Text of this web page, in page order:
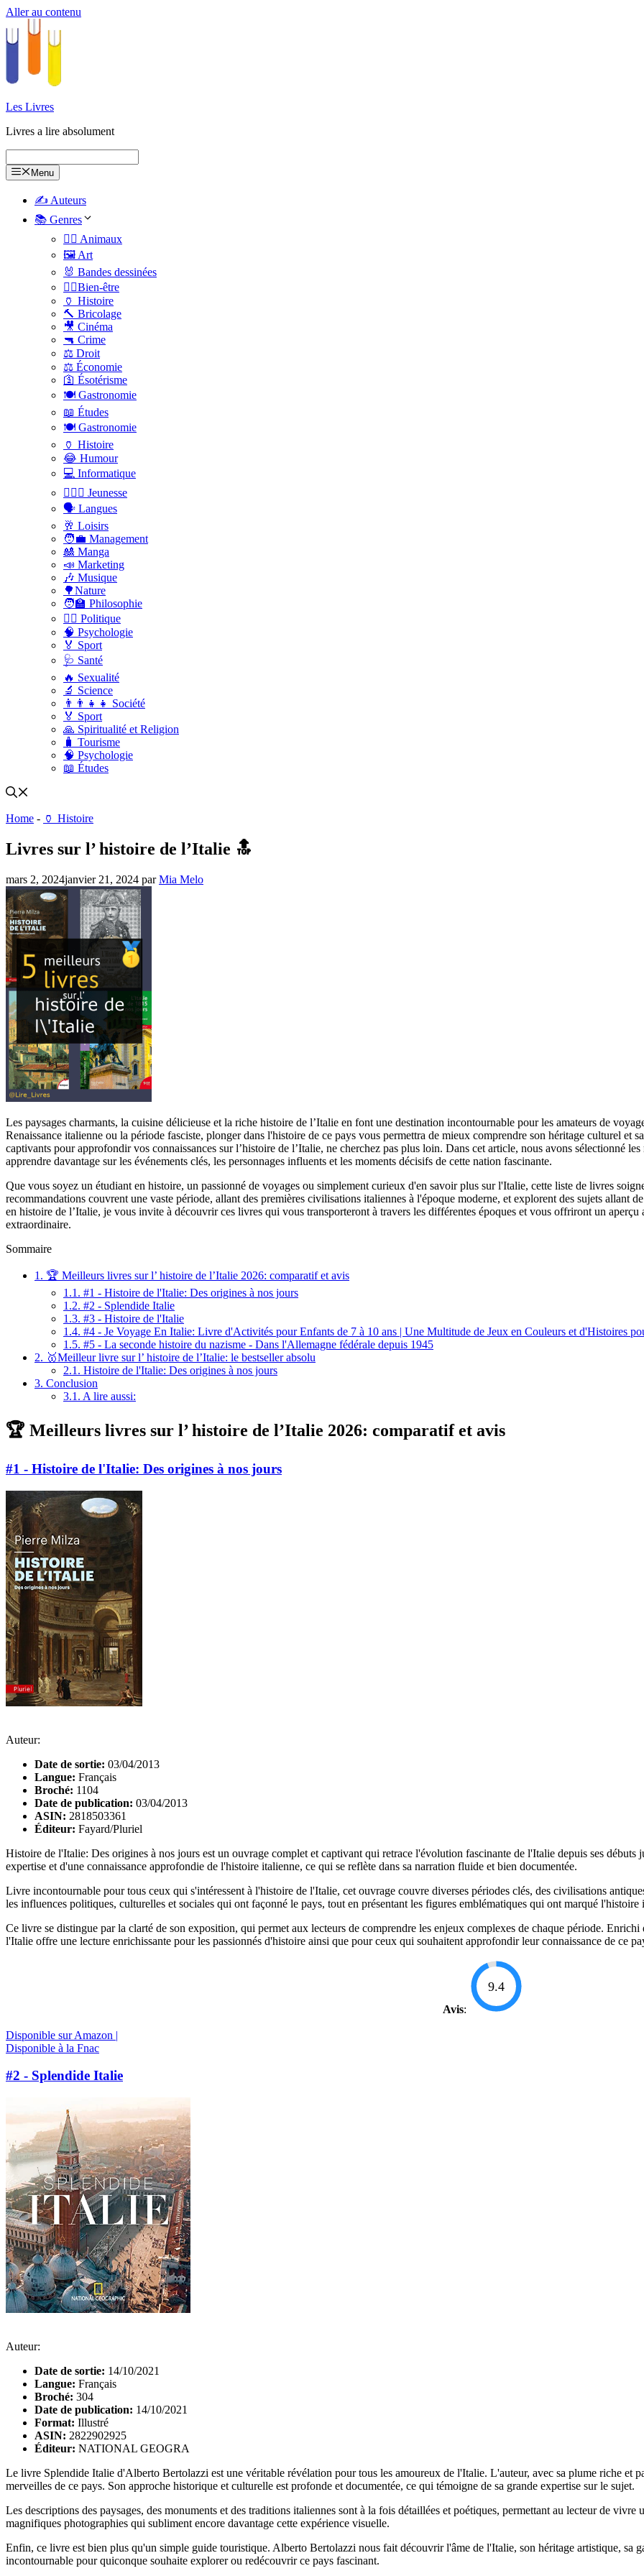
Aller au contenu
Les Livres
Livres a lire absolument
Menu
✍️ Auteurs
📚 Genres
🐕‍🦺 Animaux
🖼️ Art
🐰 Bandes dessinées
🧑‍⚕️Bien-être
🏺 Histoire
🔨 Bricolage
🎥 Cinéma
🔫 Crime
⚖️ Droit
⚖️ Économie
🛐 Ésotérisme
🍽️ Gastronomie
📖 Études
🍽️ Gastronomie
🏺 Histoire
😂 Humour
💻 Informatique
🤸🏽‍♀️ Jeunesse
🗣 Langues
🥂 Loisirs
🧑‍💼 Management
🎎 Manga
📣 Marketing
🎶 Musique
🌳Nature
🧑‍🏫 Philosophie
👨‍⚖️ Politique
🧠 Psychologie
🏅 Sport
🩺 Santé
🔥 Sexualité
🔬 Science
👨‍👨‍👧‍👧 Société
🏅 Sport
🙏 Spiritualité et Religion
🧳 Tourisme
🧠 Psychologie
📖 Études
Home - 🏺 Histoire
Livres sur l’ histoire de l’Italie 🔝
mars 2, 2024janvier 21, 2024 parMia Melo
Les paysages charmants, la cuisine délicieuse et la riche histoire de l’Italie en font une destination incontournable pour les amateurs de
Renaissance italienne ou la période fasciste, plonger dans l'histoire de ce pays vous permettra de mieux comprendre son héritage culturel et
captivants pour approfondir vos connaissances sur l’histoire de l’Italie, ne cherchez pas plus loin. Dans cet article, nous avons sélectionné
apprendre davantage sur les événements clés, les personnages influents et les moments décisifs de cette nation fascinante.
Que vous soyez un étudiant en histoire, un passionné de voyages ou simplement curieux d'en savoir plus sur l'Italie, cette liste de livres
recommandations couvrent une vaste période, allant des premières civilisations italiennes à l'époque moderne, et explorent des sujets allant
en histoire de l’Italie, je vous invite à découvrir ces livres qui vous transporteront à travers les différentes époques et vous offriront un
extraordinaire.
Sommaire
1. 🏆 Meilleurs livres sur l’ histoire de l’Italie 2026: comparatif et avis
1.1. #1 - Histoire de l'Italie: Des origines à nos jours
1.2. #2 - Splendide Italie
1.3. #3 - Histoire de l'Italie
1.4. #4 - Je Voyage En Italie: Livre d'Activités pour Enfants de 7 à 10 ans | Une Multitude de Jeux en Couleurs et d'Histoires
1.5. #5 - La seconde histoire du nazisme - Dans l'Allemagne fédérale depuis 1945
2. 🥇Meilleur livre sur l’ histoire de l’Italie: le bestseller absolu
2.1. Histoire de l'Italie: Des origines à nos jours
3. Conclusion
3.1. A lire aussi:
🏆 Meilleurs livres sur l’ histoire de l’Italie 2026: comparatif et avis
#1 - Histoire de l'Italie: Des origines à nos jours
Auteur:
Date de sortie: 03/04/2013
Langue: Français
Broché: 1104
Date de publication: 03/04/2013
ASIN: 2818503361
Éditeur: Fayard/Pluriel
Histoire de l'Italie: Des origines à nos jours est un ouvrage complet et captivant qui retrace l'évolution fascinante de l'Italie depuis ses
expertise et d'une connaissance approfondie de l'histoire italienne, ce qui se reflète dans sa narration fluide et bien documentée.
Livre incontournable pour tous ceux qui s'intéressent à l'histoire de l'Italie, cet ouvrage couvre diverses périodes clés, des civilisations
les influences politiques, culturelles et sociales qui ont façonné le pays, tout en présentant les figures emblématiques qui ont marqué l'histoire
Ce livre se distingue par la clarté de son exposition, qui permet aux lecteurs de comprendre les enjeux complexes de chaque période.
l'Italie offre une lecture enrichissante pour les passionnés d'histoire ainsi que pour ceux qui souhaitent approfondir leur connaissance de ce
Avis:
9.4
Disponible sur Amazon |
Disponible à la Fnac
#2 - Splendide Italie
Auteur:
Date de sortie: 14/10/2021
Langue: Français
Broché: 304
Date de publication: 14/10/2021
Format: Illustré
ASIN: 2822902925
Éditeur: NATIONAL GEOGRA
Le livre Splendide Italie d'Alberto Bertolazzi est une véritable révélation pour tous les amoureux de l'Italie. L'auteur, avec sa plume riche et
merveilles de ce pays. Son approche historique et culturelle est profonde et documentée, ce qui témoigne de sa grande expertise sur le sujet.
Les descriptions des paysages, des monuments et des traditions italiennes sont à la fois détaillées et poétiques, permettant au lecteur de
magnifiques photographies qui subliment encore davantage cette expérience visuelle.
Enfin, ce livre est bien plus qu'un simple guide touristique. Alberto Bertolazzi nous fait découvrir l'âme de l'Italie, son héritage artistique, sa
incontournable pour quiconque souhaite explorer ou redécouvrir ce pays fascinant.